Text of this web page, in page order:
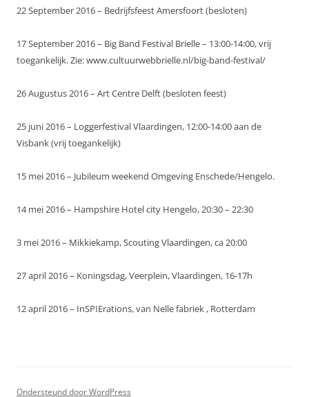
22 September 2016 – Bedrijfsfeest Amersfoort (besloten)
17 September 2016 – Big Band Festival Brielle – 13:00-14:00, vrij
toegankelijk. Zie: www.cultuurwebbrielle.nl/big-band-festival/
26 Augustus 2016 – Art Centre Delft (besloten feest)
25 juni 2016 – Loggerfestival Vlaardingen, 12:00-14:00 aan de
Visbank (vrij toegankelijk)
15 mei 2016 – Jubileum weekend Omgeving Enschede/Hengelo.
14 mei 2016 – Hampshire Hotel city Hengelo, 20:30 – 22:30
3 mei 2016 – Mikkiekamp, Scouting Vlaardingen, ca 20:00
27 april 2016 – Koningsdag, Veerplein, Vlaardingen, 16-17h
12 april 2016 – InSPIErations, van Nelle fabriek , Rotterdam
Ondersteund door WordPress